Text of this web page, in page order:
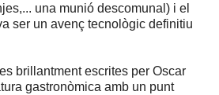
una munió descomunal) i el
ser un avenç tecnològic definitiu
brillantment escrites per Oscar
gastronòmica amb un punt